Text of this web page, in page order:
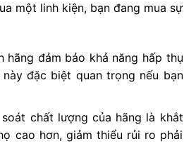
một linh kiện, bạn đang mua sự
đảm bảo khả năng hấp thụ
đặc biệt quan trọng nếu bạn
chất lượng của hãng là khắt
cao hơn, giảm thiểu rủi ro phải